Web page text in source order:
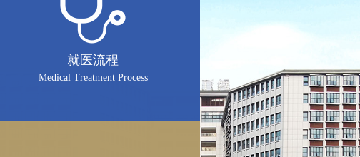
就医流程
Medical Treatment Process